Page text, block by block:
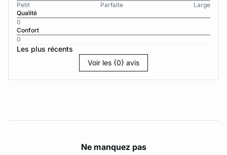
Petit
Parfaite
Large
Qualité
0
Confort
0
Les plus récents
Voir les {0} avis
Ne manquez pas